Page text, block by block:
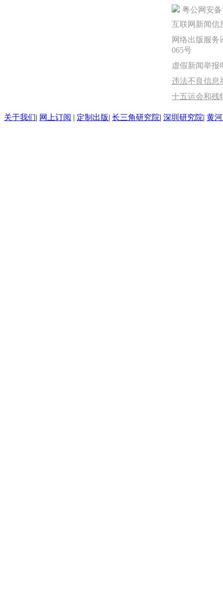
粤公网安备
互联网新闻信
网络出版服务
065号
虚假新闻举报
违法不良信息
十五运会和残
关于我们| 网上订阅 | 定制出版| 长三角研究院| 深圳研究院| 黄